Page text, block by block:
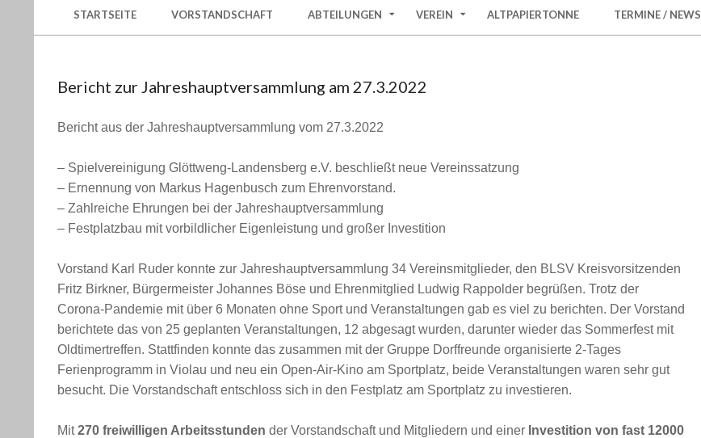
GLÖTTWENG-
LANDENSBERG
STARTSEITE VORSTANDSCHAFT ABTEILUNGEN VEREIN ALTPAPIERTONNE TERMINE / NEWS
Bericht zur Jahreshauptversammlung am 27.3.2022
Bericht aus der Jahreshauptversammlung vom 27.3.2022
– Spielvereinigung Glöttweng-Landensberg e.V. beschließt neue Vereinssatzung
– Ernennung von Markus Hagenbusch zum Ehrenvorstand.
– Zahlreiche Ehrungen bei der Jahreshauptversammlung
– Festplatzbau mit vorbildlicher Eigenleistung und großer Investition
Vorstand Karl Ruder konnte zur Jahreshauptversammlung 34 Vereinsmitglieder, den BLSV Kreisvorsitzenden
Fritz Birkner, Bürgermeister Johannes Böse und Ehrenmitglied Ludwig Rappolder begrüßen. Trotz der
Corona-Pandemie mit über 6 Monaten ohne Sport und Veranstaltungen gab es viel zu berichten. Der Vorstand
berichtete das von 25 geplanten Veranstaltungen, 12 abgesagt wurden, darunter wieder das Sommerfest mit
Oldtimertreffen. Stattfinden konnte das zusammen mit der Gruppe Dorffreunde organisierte 2-Tages
Ferienprogramm in Violau und neu ein Open-Air-Kino am Sportplatz, beide Veranstaltungen waren sehr gut
besucht. Die Vorstandschaft entschloss sich in den Festplatz am Sportplatz zu investieren.
Mit270 freiwilligen Arbeitsstunden der Vorstandschaft und Mitgliedern und einer Investition von fast 12000